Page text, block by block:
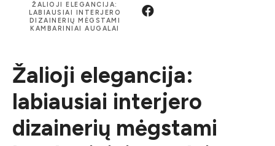
ŽALIOJI ELEGANCIJA:
LABIAUSIAI INTERJERO
DIZAINERIŲ MĖGSTAMI
KAMBARINIAI AUGALAI
Žalioji elegancija:
labiausiai interjero
dizainerių mėgstami